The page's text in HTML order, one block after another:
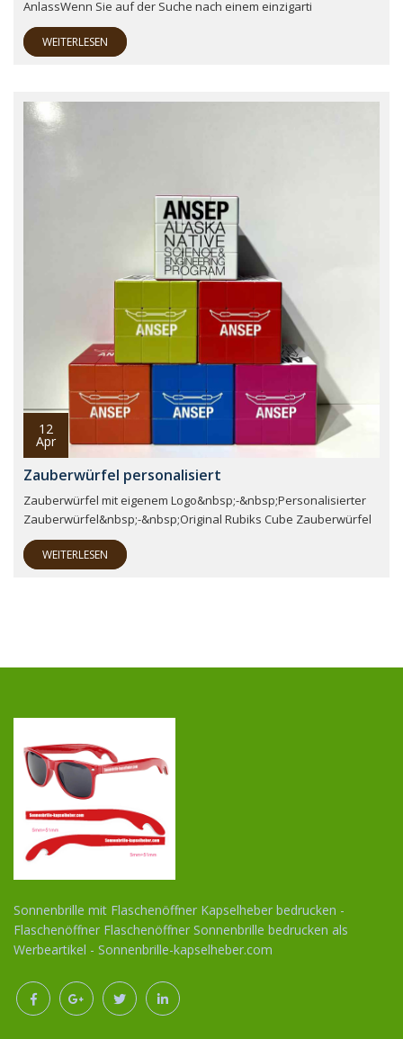
AnlassWenn Sie auf der Suche nach einem einzigarti
WEITERLESEN
12
Apr
Zauberwürfel personalisiert
Zauberwürfel mit eigenem Logo&nbsp;-&nbsp;Personalisierter
Zauberwürfel&nbsp;-&nbsp;Original Rubiks Cube Zauberwürfel
WEITERLESEN
Sonnenbrille mit Flaschenöffner Kapselheber bedrucken -
Flaschenöffner Flaschenöffner Sonnenbrille bedrucken als
Werbeartikel - Sonnenbrille-kapselheber.com